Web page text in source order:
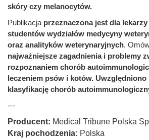
skóry czy melanocytów.
Publikacja przeznaczona jest dla
studentów wydziałów medycyny
oraz analityków weterynaryjnych.
najważniejsze zagadnienia i problemy
rozpoznaniem chorób
leczeniem psów i kotów.
klasyfikację chorób
---
Producent: Medical Tribune Polska
Kraj pochodzenia: Polska